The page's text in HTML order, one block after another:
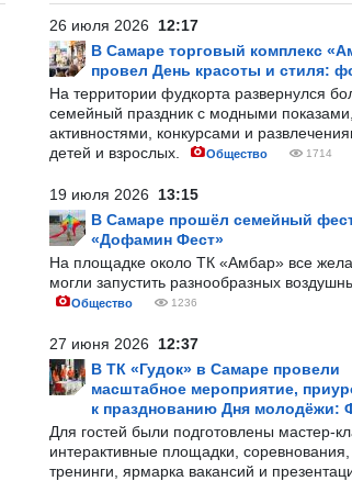
26 июля 2026 12:17
В Самаре торговый комплекс
провел День красоты и стиля:
На территории фудкорта развернулся
семейный праздник с модными
активностями, конкурсами и
детей и взрослых.
Общество 1714
19 июля 2026 13:15
В Самаре прошёл семейный
«Дофамин Фест»
На площадке около ТК «Амбар» все
могли запустить разнообразных
Общество 1236
27 июня 2026 12:37
В ТК «Гудок» в Самаре провели
масштабное мероприятие,
к празднованию Дня молодёжи:
Для гостей были подготовлены мастер-
интерактивные площадки, соревнования,
тренинги, ярмарка вакансий и